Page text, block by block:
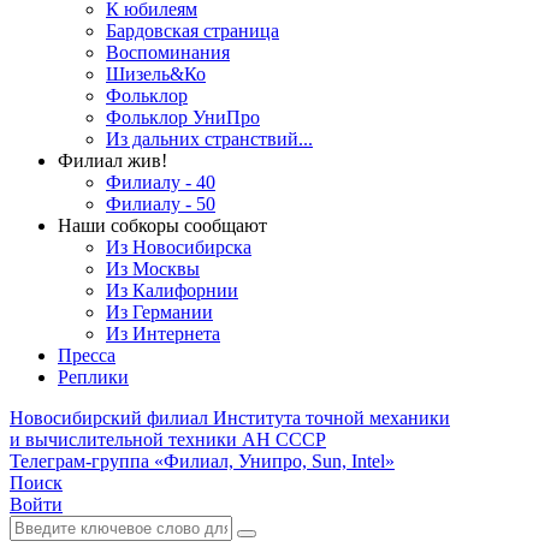
К юбилеям
Бардовская страница
Воспоминания
Шизель&Ко
Фольклор
Фольклор УниПро
Из дальних странствий...
Филиал жив!
Филиалу - 40
Филиалу - 50
Наши собкоры сообщают
Из Новосибирска
Из Москвы
Из Калифорнии
Из Германии
Из Интернета
Пресса
Реплики
Новосибирский филиал Института точной механики
и вычислительной техники АН СССР
Телеграм-группа «Филиал, Унипро, Sun, Intel»
Поиск
Войти